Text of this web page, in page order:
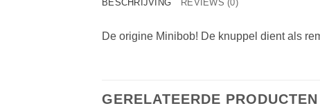
BESCHRIJVING REVIEWS (0)
De origine Minibob! De knuppel dient als
GERELATEERDE PRODUCTEN